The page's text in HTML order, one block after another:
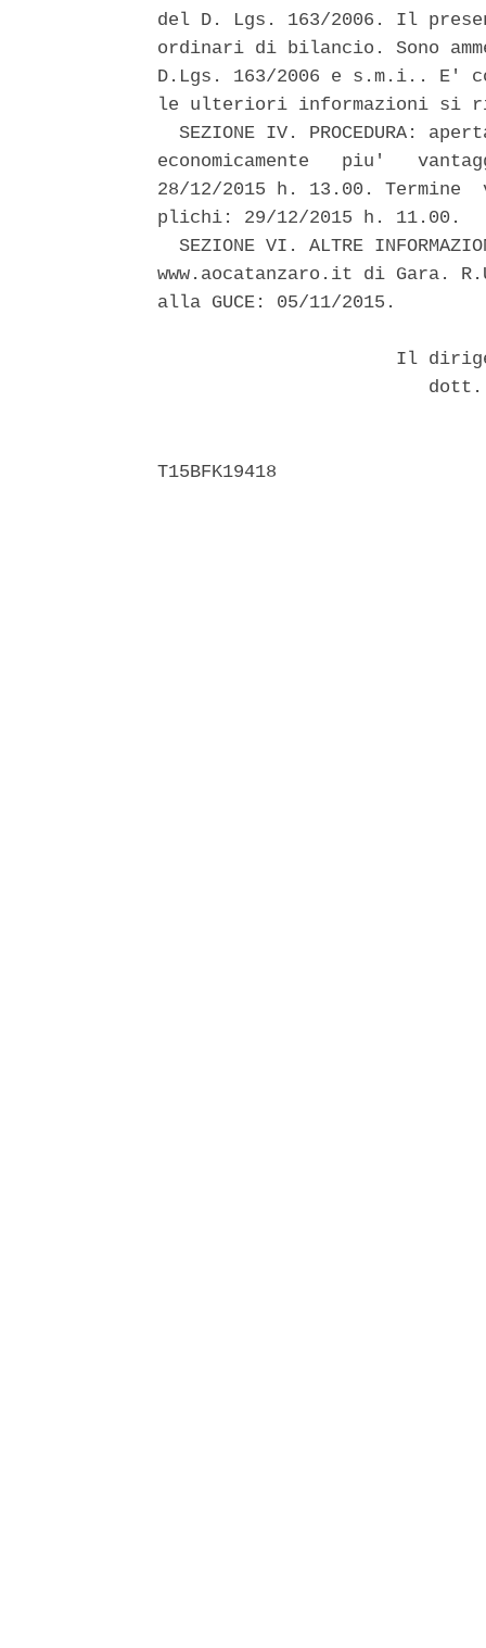
del D. Lgs. 163/2006. Il
ordinari di bilancio. Sono
D.Lgs. 163/2006 e s.m.i.. E'
le ulteriori informazioni si
SEZIONE IV. PROCEDURA:
economicamente   piu'
28/12/2015 h. 13.00.
plichi: 29/12/2015 h. 11.00.
SEZIONE VI. ALTRE
www.aocatanzaro.it di Gara.
alla GUCE: 05/11/2015.
Il